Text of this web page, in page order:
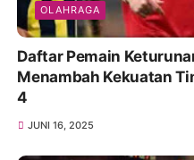
OLAHRAGA
Daftar Pemain
Menambah Kekuatan
4
JUNI 16, 2025